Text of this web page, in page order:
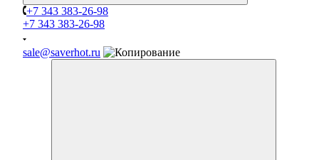
+7 343 383-26-98
+7 343 383-26-98
sale@saverhot.ru